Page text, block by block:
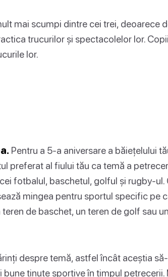
mai scumpi dintre cei trei, deoarece
trucurilor și spectacolelor lor.
lor.
Pentru a 5-a aniversare a băiețelului
preferat al fiului tău ca temă a
fotbalul, baschetul, golful și rugby-ul.
mingea pentru sportul specific pe
de baschet, un teren de golf sau
despre temă, astfel încât aceștia
ținute sportive în timpul petrecerii.